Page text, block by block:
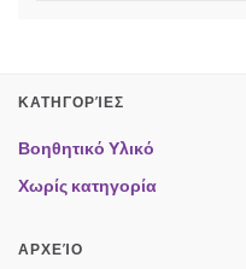
ΚΑΤΗΓΟΡΊΕΣ
Βοηθητικό Υλικό
Χωρίς κατηγορία
ΑΡΧΕΊΟ